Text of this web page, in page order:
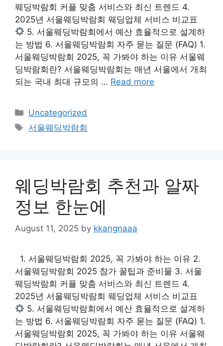
웨딩박람회 커플 맞춤 서비스와 최신 트렌드 4.
2025년 서울웨딩박람회 웨딩업체 서비스 비교표
5. 서울웨딩박람회에서 예산 효율적으로 설계하
는 방법 6. 서울웨딩박람회 자주 묻는 질문 (FAQ) 1.
서울웨딩박람회 2025, 꼭 가봐야 하는 이유 서울웨
딩박람회란? 서울웨딩박람회는 매년 서울에서 개최
되는 국내 최대 규모의 … Read more
Categories
Uncategorized
Tags
서울웨딩박람회
웨딩박람회 추천과 알짜
정보 한눈에
August 11, 2025 by kkangnaaa
1. 서울웨딩박람회 2025, 꼭 가봐야 하는 이유 2.
서울웨딩박람회 2025 참가 꿀팁과 준비물 3. 서울
웨딩박람회 커플 맞춤 서비스와 최신 트렌드 4.
2025년 서울웨딩박람회 웨딩업체 서비스 비교표
5. 서울웨딩박람회에서 예산 효율적으로 설계하
는 방법 6. 서울웨딩박람회 자주 묻는 질문 (FAQ) 1.
서울웨딩박람회 2025, 꼭 가봐야 하는 이유 서울웨